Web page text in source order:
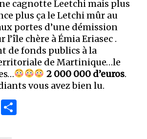
cagnotte Leetchi mais plus
plus ça le Letchi mûr au
portes d’une démission
l’île chère à Émia Eriasec .
de fonds publics à la
de Martinique…le
2 000 000 d’euros.
vous avez bien lu.
WhatsApp